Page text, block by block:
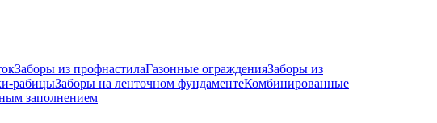
Заборы из профнастилаГазонные огражденияЗаборы из
рабицыЗаборы на ленточном фундаментеКомбинированные
заполнением